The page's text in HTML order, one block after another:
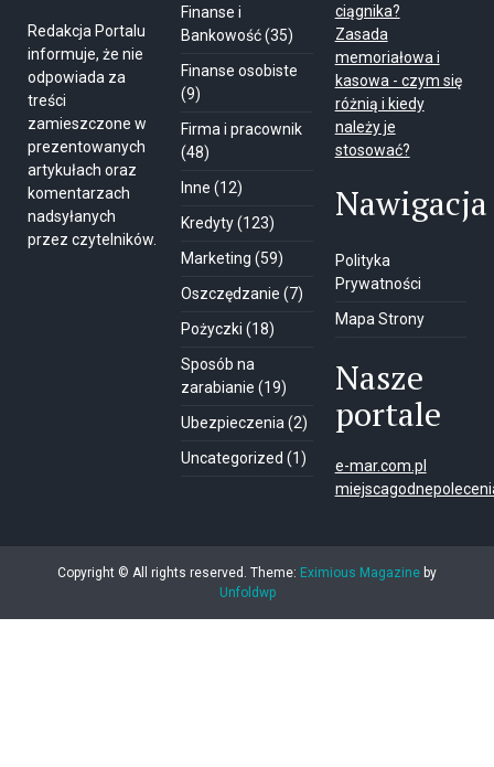
Redakcja Portalu
informuje, że nie
odpowiada za
treści
zamieszczone w
prezentowanych
artykułach oraz
komentarzach
nadsyłanych
przez czytelników.
Finanse i
Bankowość(35)
Finanse osobiste
(9)
Firma i pracownik
(48)
Inne (12)
Kredyty(123)
Marketing (59)
Oszczędzanie (7)
Pożyczki (18)
Sposób na
zarabianie (19)
Ubezpieczenia (2)
Uncategorized (1)
ciągnika?
Zasada
memoriałowa i
kasowa - czym się
różnią i kiedy
należy je
stosować?
Nawigacja
Polityka
Prywatności
Mapa Strony
Nasze
portale
e-mar.com.pl
Copyright © All rights reserved. Theme: Eximious Magazine by
Unfoldwp